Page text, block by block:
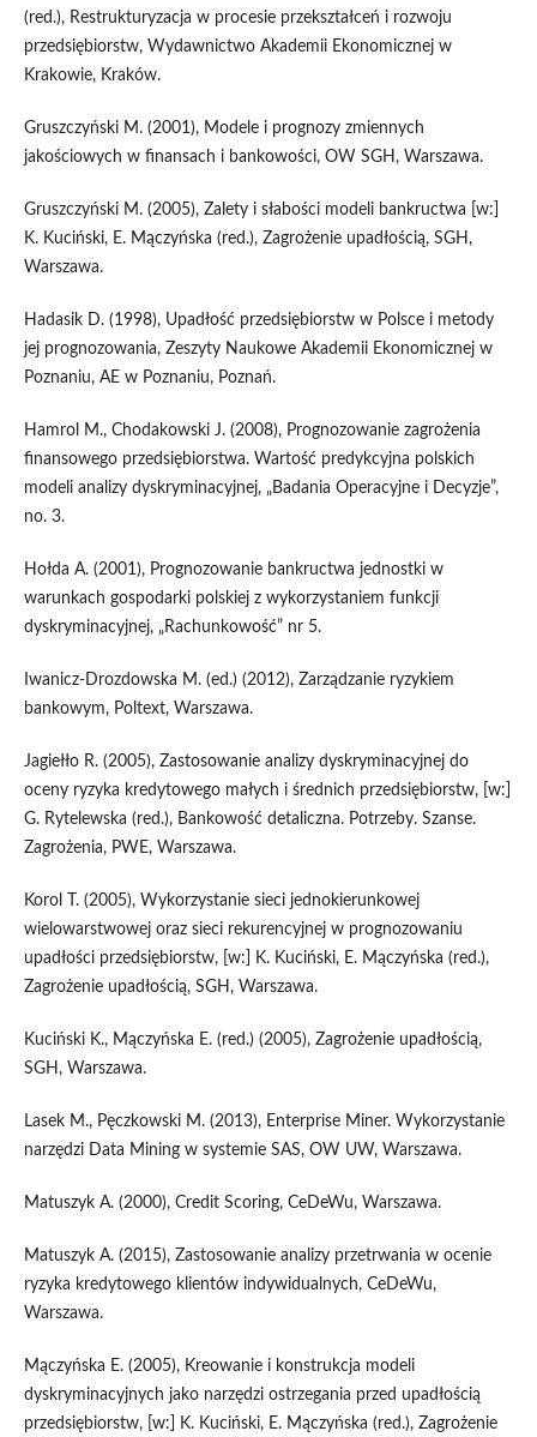
(red.), Restrukturyzacja w procesie przekształceń i rozwoju
przedsiębiorstw, Wydawnictwo Akademii Ekonomicznej w
Krakowie, Kraków.
Gruszczyński M. (2001), Modele i prognozy zmiennych
jakościowych w finansach i bankowości, OW SGH, Warszawa.
Gruszczyński M. (2005), Zalety i słabości modeli bankructwa [w:]
K. Kuciński, E. Mączyńska (red.), Zagrożenie upadłością, SGH,
Warszawa.
Hadasik D. (1998), Upadłość przedsiębiorstw w Polsce i metody
jej prognozowania, Zeszyty Naukowe Akademii Ekonomicznej w
Poznaniu, AE w Poznaniu, Poznań.
Hamrol M., Chodakowski J. (2008), Prognozowanie zagrożenia
finansowego przedsiębiorstwa. Wartość predykcyjna polskich
modeli analizy dyskryminacyjnej, „Badania Operacyjne i Decyzje”,
no. 3.
Hołda A. (2001), Prognozowanie bankructwa jednostki w
warunkach gospodarki polskiej z wykorzystaniem funkcji
dyskryminacyjnej, „Rachunkowość” nr 5.
Iwanicz-Drozdowska M. (ed.) (2012), Zarządzanie ryzykiem
bankowym, Poltext, Warszawa.
Jagiełło R. (2005), Zastosowanie analizy dyskryminacyjnej do
oceny ryzyka kredytowego małych i średnich przedsiębiorstw, [w:]
G. Rytelewska (red.), Bankowość detaliczna. Potrzeby. Szanse.
Zagrożenia, PWE, Warszawa.
Korol T. (2005), Wykorzystanie sieci jednokierunkowej
wielowarstwowej oraz sieci rekurencyjnej w prognozowaniu
upadłości przedsiębiorstw, [w:] K. Kuciński, E. Mączyńska (red.),
Zagrożenie upadłością, SGH, Warszawa.
Kuciński K., Mączyńska E. (red.) (2005), Zagrożenie upadłością,
SGH, Warszawa.
Lasek M., Pęczkowski M. (2013), Enterprise Miner. Wykorzystanie
narzędzi Data Mining w systemie SAS, OW UW, Warszawa.
Matuszyk A. (2000), Credit Scoring, CeDeWu, Warszawa.
Matuszyk A. (2015), Zastosowanie analizy przetrwania w ocenie
ryzyka kredytowego klientów indywidualnych, CeDeWu,
Warszawa.
Mączyńska E. (2005), Kreowanie i konstrukcja modeli
dyskryminacyjnych jako narzędzi ostrzegania przed upadłością
przedsiębiorstw, [w:] K. Kuciński, E. Mączyńska (red.), Zagrożenie